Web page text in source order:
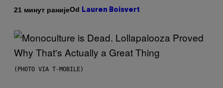
21 минут ранијеOd Lauren Boisvert
(PHOTO VIA T-MOBILE)